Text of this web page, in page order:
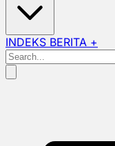
INDEKS BERITA +